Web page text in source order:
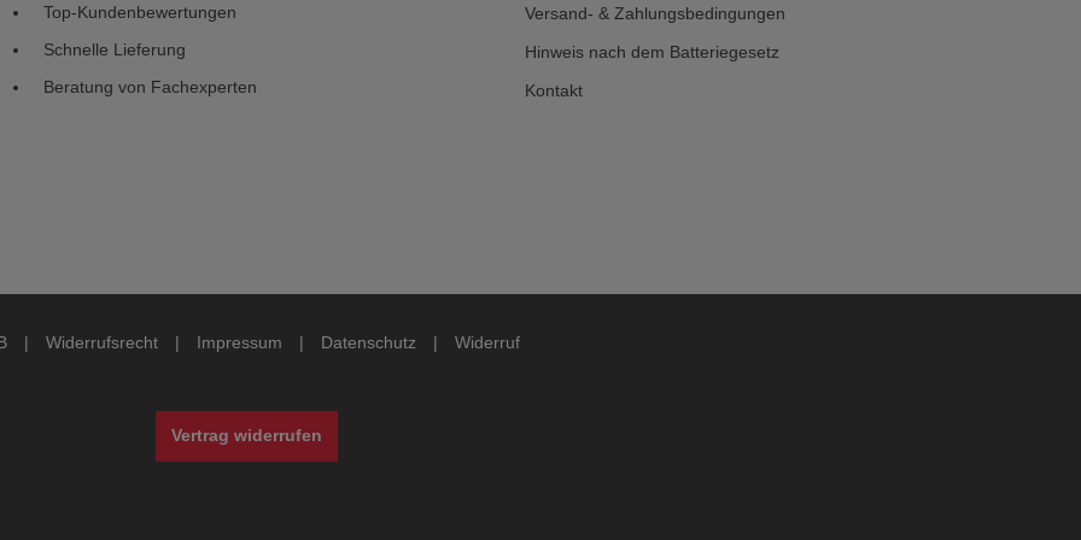
Top-Kundenbewertungen
Schnelle Lieferung
Beratung von Fachexperten
Versand- & Zahlungsbedingungen
Hinweis nach dem Batteriegesetz
Kontakt
| Widerrufsrecht | Impressum | Datenschutz | Widerruf
Vertrag widerrufen